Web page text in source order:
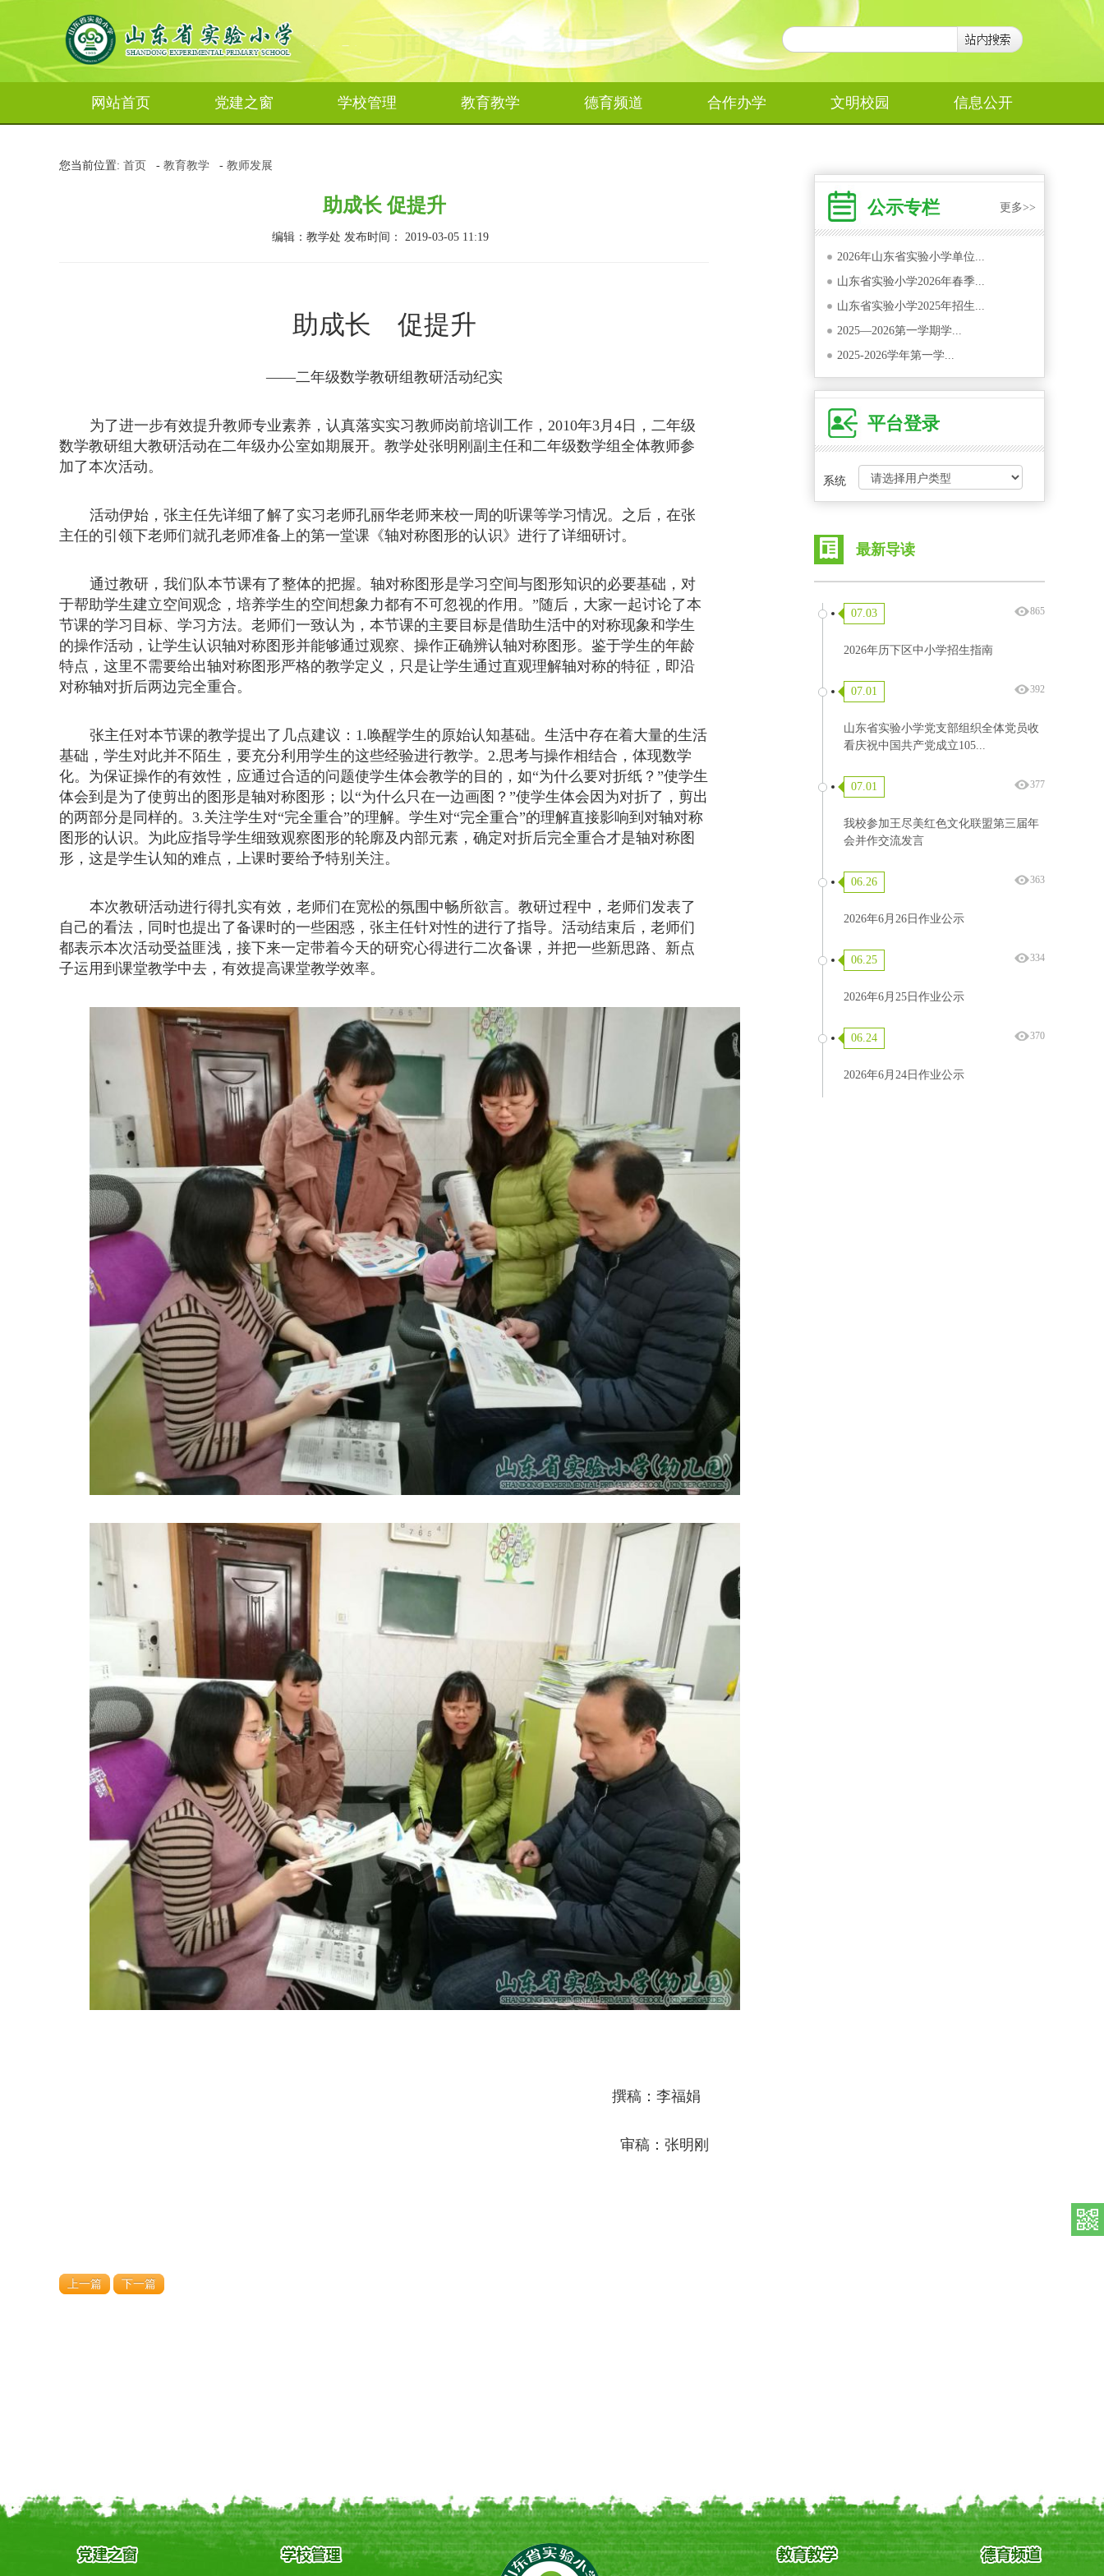
网站首页 党建之窗 学校管理 教育教学 德育频道 合作办学 文明校园 信息公开
您当前位置: 首页 - 教育教学 - 教师发展
助成长 促提升
编辑：教学处 发布时间： 2019-03-05 11:19
助成长 促提升
——二年级数学教研组教研活动纪实
为了进一步有效提升教师专业素养，认真落实实习教师岗前培训工作，2010年3月4 日，二年级
数学教研组大教研活动在二年级办公室如期展开。教学处张明刚副主任和二年级数学组全体教师参
加了本次活动。
活动伊始，张主任先详细了解了实习老师孔丽华老师来校一周的听课等学习情况。之后，在张
主任的引领下老师们就孔老师准备上的第一堂课《轴对称图形的认识》进行了详细研讨。
通过教研，我们队本节课有了整体的把握。轴对称图形是学习空间与图形知识的必要基础，对
于帮助学生建立空间观念，培养学生的空间想象力都有不可忽视的作用。”随后，大家一起讨论了本
节课的学习目标、学习方法。老师们一致认为，本节课的主要目标是借助生活中的对称现象和学生
的操作活动，让学生认识轴对称图形并能够通过观察、操作正确辨认轴对称图形。鉴于学生的年龄
特点，这里不需要给出轴对称图形严格的教学定义，只是让学生通过直观理解轴对称的特征，即沿
对称轴对折后两边完全重合。
张主任对本节课的教学提出了几点建议： 1.唤醒学生的原始认知基础。生活中存在着大量的生活
基础，学生对此并不陌生，要充分利用学生的这些经验进行教学。 2.思考与操作相结合，体现数学
化。为保证操作的有效性，应通过合适的问题使学生体会教学的目的，如“为什么要对折纸？”使学生
体会到是为了使剪出的图形是轴对称图形；以“为什么只在一边画图？”使学生体会因为对折了，剪出
的两部分是同样的。 3.关注学生对“完全重合”的理解。学生对“完全重合”的理解直接影响到对轴对称
图形的认识。为此应指导学生细致观察图形的轮廓及内部元素，确定对折后完全重合才是轴对称图
形，这是学生认知的难点，上课时要给予特别关注。
本次教研活动进行得扎实有效，老师们在宽松的氛围中畅所欲言。教研过程中，老师们发表了
自己的看法，同时也提出了备课时的一些困惑，张主任针对性的进行了指导。活动结束后，老师们
都表示本次活动受益匪浅，接下来一定带着今天的研究心得进行二次备课，并把一些新思路、新点
子运用到课堂教学中去，有效提高课堂教学效率。
撰稿：李福娟
审稿：张明刚
上一篇 下一篇
公示专栏 更多>>
2026年山东省实验小学单位...
山东省实验小学2026年春季...
山东省实验小学2025年招生...
2025—2026第一学期学...
2025-2026学年第一学...
平台登录
系统
最新导读
865
07.03
2026年历下区中小学招生指南
392
07.01
山东省实验小学党支部组织全体党员收
看庆祝中国共产党成立105...
377
07.01
我校参加王尽美红色文化联盟第三届年
会并作交流发言
363
06.26
2026年6月26日作业公示
334
06.25
2026年6月25日作业公示
370
06.24
2026年6月24日作业公示